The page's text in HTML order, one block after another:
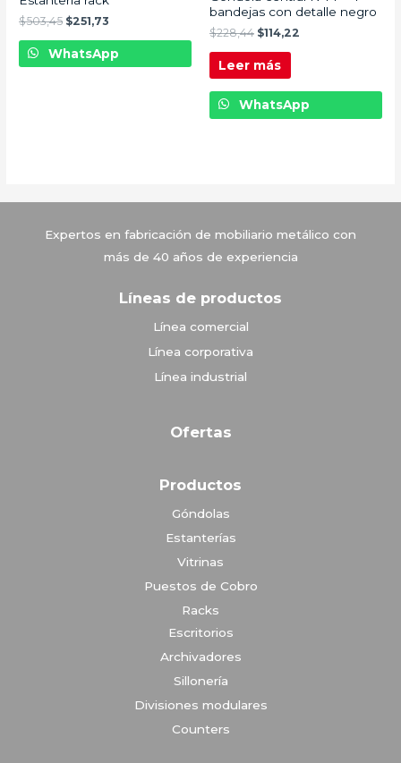
$503,45 $251,73
WhatsApp
bandejas con detalle negro
$228,44 $114,22
Leer más
WhatsApp
Expertos en fabricación de mobiliario metálico con
más de 40 años de experiencia
Líneas de productos
Línea comercial
Línea corporativa
Línea industrial
Ofertas
Productos
Góndolas
Estanterías
Vitrinas
Puestos de Cobro
Racks
Escritorios
Archivadores
Sillonería
Divisiones modulares
Counters